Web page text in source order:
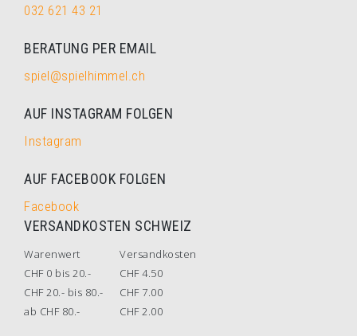
032 621 43 21
BERATUNG PER EMAIL
spiel@spielhimmel.ch
AUF INSTAGRAM FOLGEN
Instagram
AUF FACEBOOK FOLGEN
Facebook
VERSANDKOSTEN SCHWEIZ
Warenwert
Versandkosten
CHF 0 bis 20.-
CHF 4.50
CHF 20.- bis 80.-
CHF 7.00
ab CHF 80.-
CHF 2.00